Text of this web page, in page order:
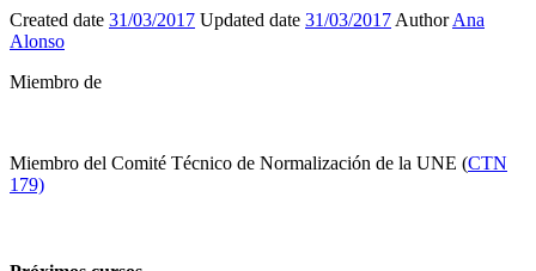
Created date 31/03/2017 Updated date 31/03/2017 AuthorAna
Alonso
Miembro de
Miembro del Comité Técnico de Normalización de la UNE (CTN
179)